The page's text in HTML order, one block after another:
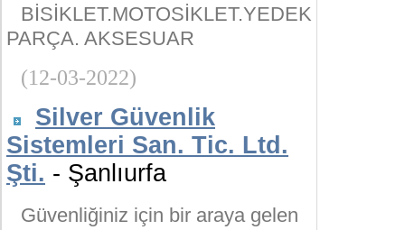
BİSİKLET.MOTOSİKLET.YEDEK
PARÇA. AKSESUAR
(12-03-2022)
Silver Güvenlik
Sistemleri San. Tic. Ltd.
Şti. - Şanlıurfa
Güvenliğiniz için bir araya gelen